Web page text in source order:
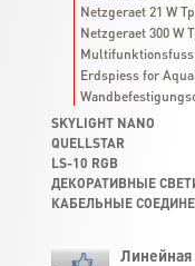
Netzgeraet 21 W
Netzgeraet 300 W
Erdspiess for
SKYLIGHT NANO
QUELLSTAR
LS-10 RGB
ДЕКОРАТИВНЫЕ
КАБЕЛЬНЫЕ
Линейная